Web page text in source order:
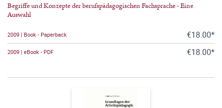
Begriffe und Konzepte der berufspädagogischen Fachsprache - Eine
Auswahl
2009 | Book - Paperback €18.00*
2009 | eBook - PDF €18.00*